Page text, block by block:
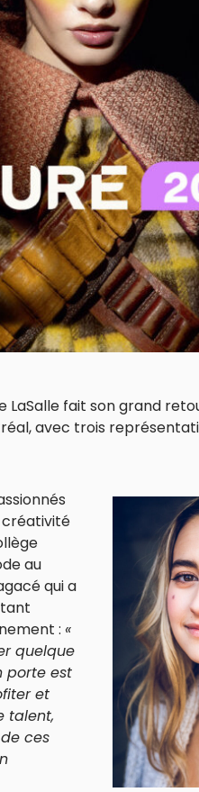
fait son grand
avec trois
au
qui a
: «
quelque
porte est
et
talent,
ces